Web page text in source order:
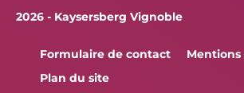
2026 - Kaysersberg Vignoble
Formulaire de contact
Mentions
Plan du site